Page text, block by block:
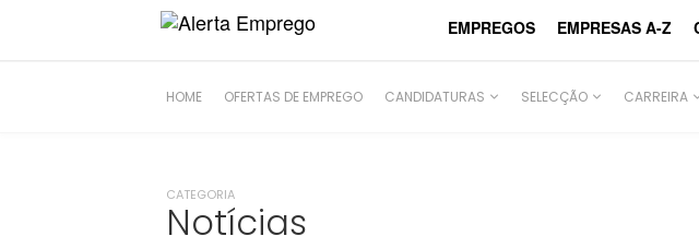
EMPREGOS EMPRESAS A-Z
HOME OFERTAS DE EMPREGO CANDIDATURAS SELECÇÃO CARREIRA
CATEGORIA
Notícias